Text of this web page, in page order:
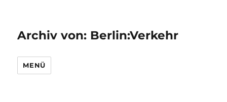
Archiv von: Berlin:Verkehr
MENÜ